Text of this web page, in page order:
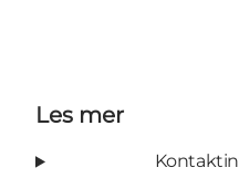
Les mer